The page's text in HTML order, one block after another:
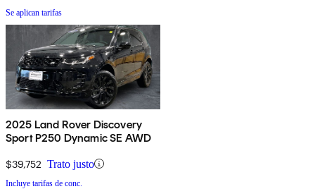
Se aplican tarifas
2025 Land Rover Discovery
Sport P250 Dynamic SE AWD
$39,752 Trato justo
Incluye tarifas de conc.